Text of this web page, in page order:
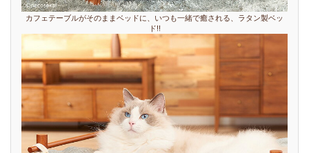
カフェテーブルがそのままベッドに、いつも一緒で癒される、ラタン製ベッ
ド!!